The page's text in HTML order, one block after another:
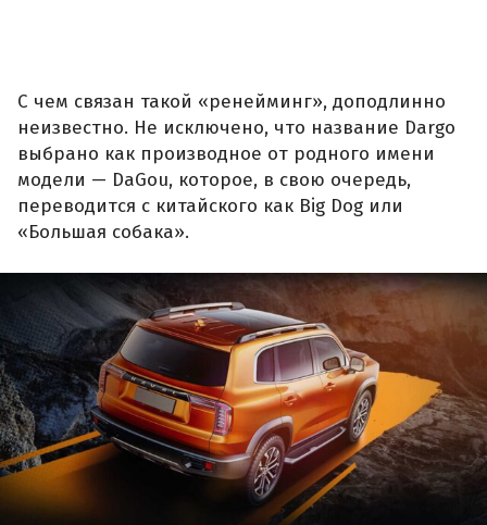
С чем связан такой «ренейминг», доподлинно
неизвестно. Не исключено, что название Dargo
выбрано как производное от родного имени
модели — DaGou, которое, в свою очередь,
переводится с китайского как Big Dog или
«Большая собака».